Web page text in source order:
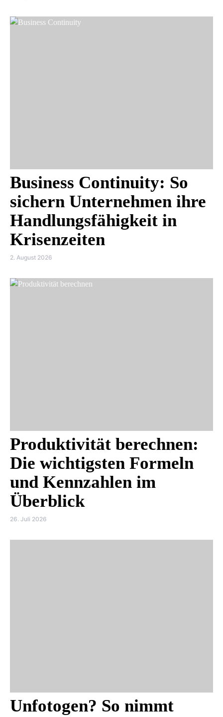
Business Continuity: So
sichern Unternehmen ihre
Handlungsfähigkeit in
Krisenzeiten
2. August 2026
Produktivität berechnen:
Die wichtigsten Formeln
und Kennzahlen im
Überblick
26. Juli 2026
Unfotogen? So nimmt